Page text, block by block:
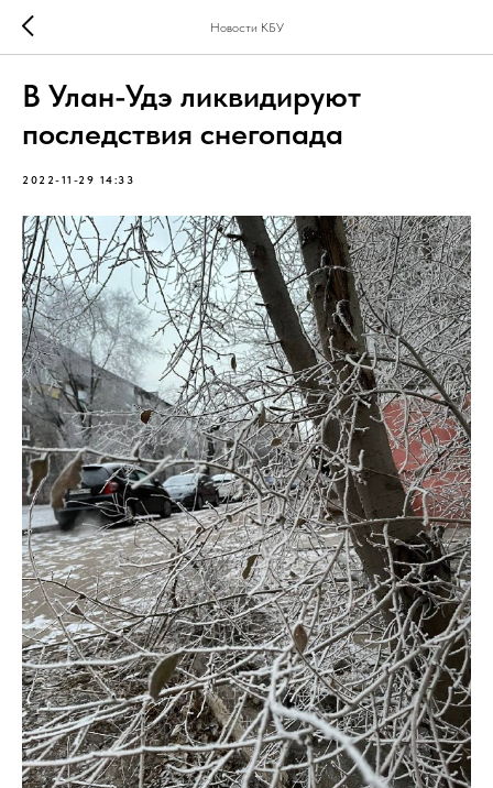
Новости КБУ
В Улан-Удэ ликвидируют
последствия снегопада
2022-11-29 14:33